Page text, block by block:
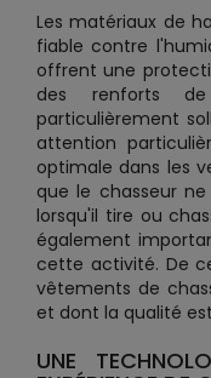
Les matériaux de
fiable contre
offrent une
des renforts
particulièrement
attention
optimale dans les
que le chasseur
lorsqu'il tire ou
également
cette activité. De
vêtements de
et dont la qualité
UNE